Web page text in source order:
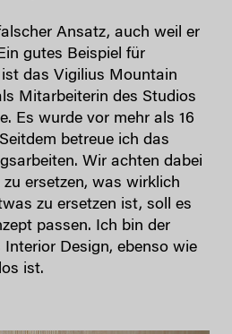
Ansatz, auch weil er
gutes Beispiel für
das Vigilius Mountain
Mitarbeiterin des Studios
Es wurde vor mehr als 16
betreue ich das
Wir achten dabei
ersetzen, was wirklich
zu ersetzen ist, soll es
passen. Ich bin der
Design, ebenso wie
ist.